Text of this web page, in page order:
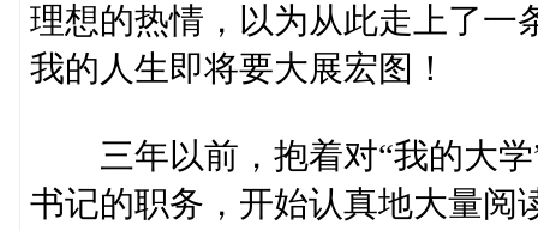
理想的热情，以为从此走上了一
我的人生即将要大展宏图！
三年以前，抱着对“我的大学
书记的职务，开始认真地大量阅